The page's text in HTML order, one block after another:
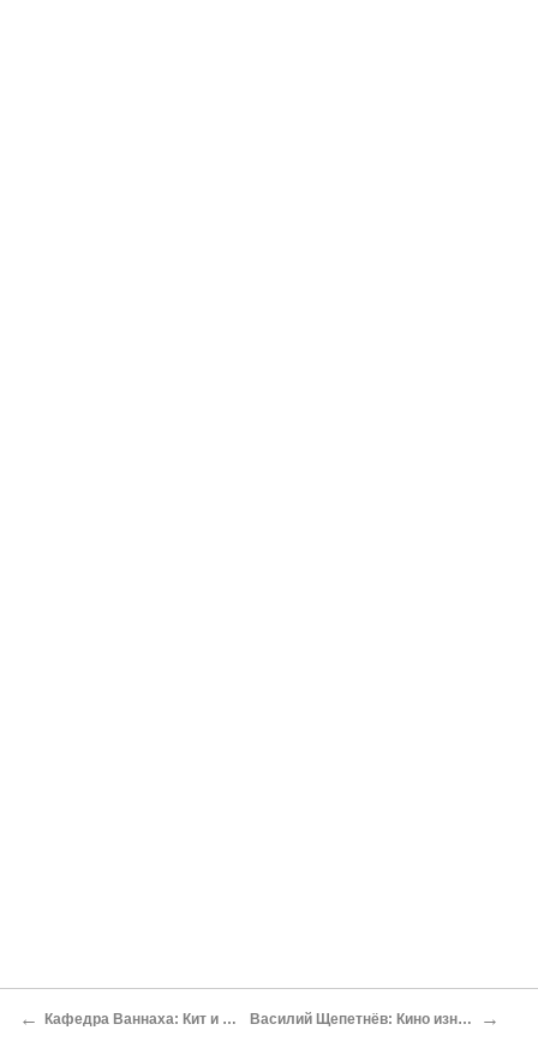
← Кафедра Ваннаха: Кит и слон Ваннах Михаил Василий Щепетнёв: Кино изнутри Василий Щепетнев →